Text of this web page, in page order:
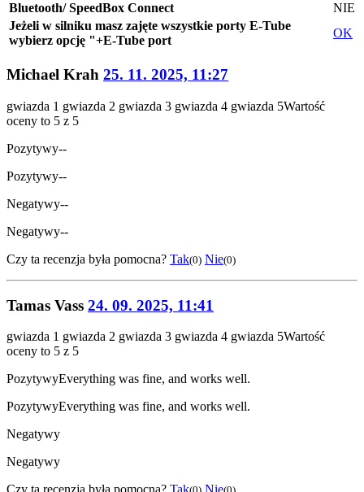
Bluetooth/ SpeedBox Connect
NIE
Jeżeli w silniku masz zajęte wszystkie porty E-Tube
wybierz opcję "+E-Tube port
OK
Michael Krah 25. 11. 2025, 11:27
gwiazda 1 gwiazda 2 gwiazda 3 gwiazda 4 gwiazda 5Wartość
oceny to 5 z 5
Pozytywy--
Pozytywy--
Negatywy--
Negatywy--
Czy ta recenzja była pomocna? Tak(0) Nie(0)
Tamas Vass 24. 09. 2025, 11:41
gwiazda 1 gwiazda 2 gwiazda 3 gwiazda 4 gwiazda 5Wartość
oceny to 5 z 5
PozytywyEverything was fine, and works well.
PozytywyEverything was fine, and works well.
Negatywy
Negatywy